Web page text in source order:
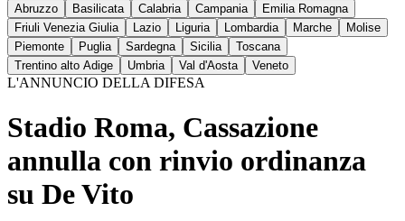
Abruzzo Basilicata Calabria Campania
Emilia Romagna
Friuli Venezia Giulia
Lazio Liguria Lombardia Marche
Molise
Piemonte
Puglia Sardegna Sicilia
Toscana
Trentino alto Adige
Umbria Val d'Aosta Veneto
L'ANNUNCIO DELLA DIFESA
Stadio Roma, Cassazione
annulla con rinvio ordinanza
su De Vito